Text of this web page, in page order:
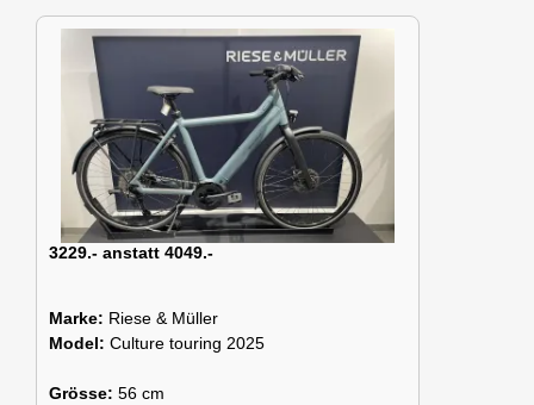
3229.- anstatt 4049.-
Marke: Riese & Müller
Model: Culture touring 2025
Grösse: 56 cm